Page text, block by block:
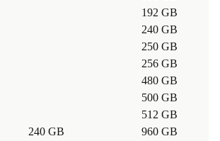
240 GB
192 GB
240 GB
250 GB
256 GB
480 GB
500 GB
512 GB
960 GB